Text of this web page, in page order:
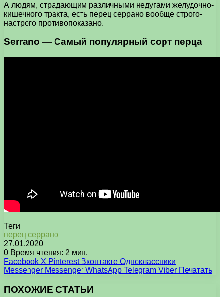
А людям, страдающим различными недугами желудочно-
кишечного тракта, есть перец серрано вообще строго-
настрого противопоказано.
Serrano — Самый популярный сорт перца
Теги
перец серрано
27.01.2020
0 Время чтения: 2 мин.
Facebook X Pinterest Вконтакте Одноклассники
Messenger Messenger WhatsApp Telegram Viber Печатать
ПОХОЖИЕ СТАТЬИ